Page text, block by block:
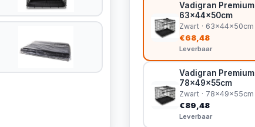
Vadigran
63x44x50cm
Zwart · 63x44x50cm
€68,48
Leverbaar
Vadigran
78x49x55cm
Zwart · 78x49x55cm
€89,48
Leverbaar